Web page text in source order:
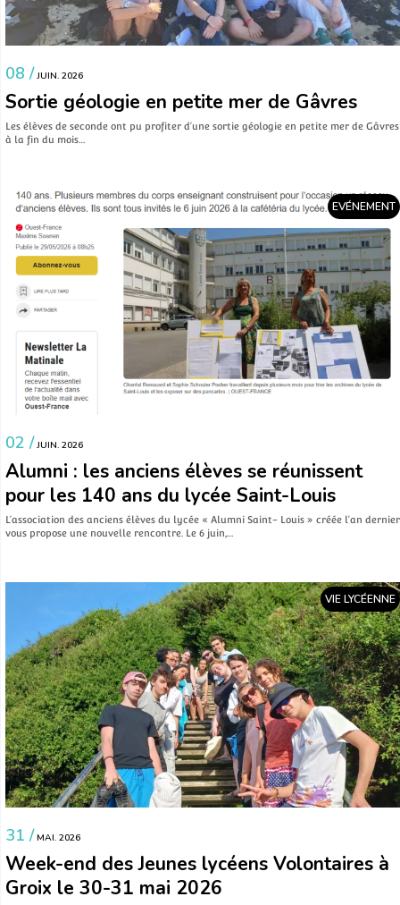
08 / JUIN. 2026
Sortie géologie en petite mer de Gâvres
Les élèves de seconde ont pu profiter d’une sortie géologie en petite mer de Gâvres
à la fin du mois…
EVÉNEMENT
02 / JUIN. 2026
Alumni : les anciens élèves se réunissent
pour les 140 ans du lycée Saint-Louis
L’association des anciens élèves du lycée « Alumni Saint- Louis » créée l’an dernier
vous propose une nouvelle rencontre. Le 6 juin,…
VIE LYCÉENNE
31 / MAI. 2026
Week-end des Jeunes lycéens Volontaires à
Groix le 30-31 mai 2026